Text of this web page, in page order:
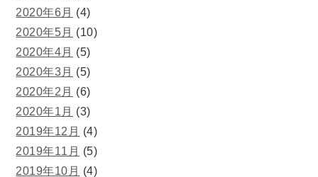
2020年6月 (4)
2020年5月 (10)
2020年4月 (5)
2020年3月 (5)
2020年2月 (6)
2020年1月 (3)
2019年12月 (4)
2019年11月 (5)
2019年10月 (4)